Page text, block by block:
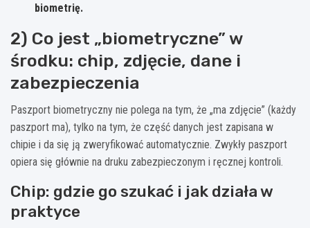
biometrię.
2) Co jest „biometryczne” w
środku: chip, zdjęcie, dane i
zabezpieczenia
Paszport biometryczny nie polega na tym, że „ma zdjęcie” (każdy
paszport ma), tylko na tym, że część danych jest zapisana w
chipie i da się ją zweryfikować automatycznie. Zwykły paszport
opiera się głównie na druku zabezpieczonym i ręcznej kontroli.
Chip: gdzie go szukać i jak działa w
praktyce